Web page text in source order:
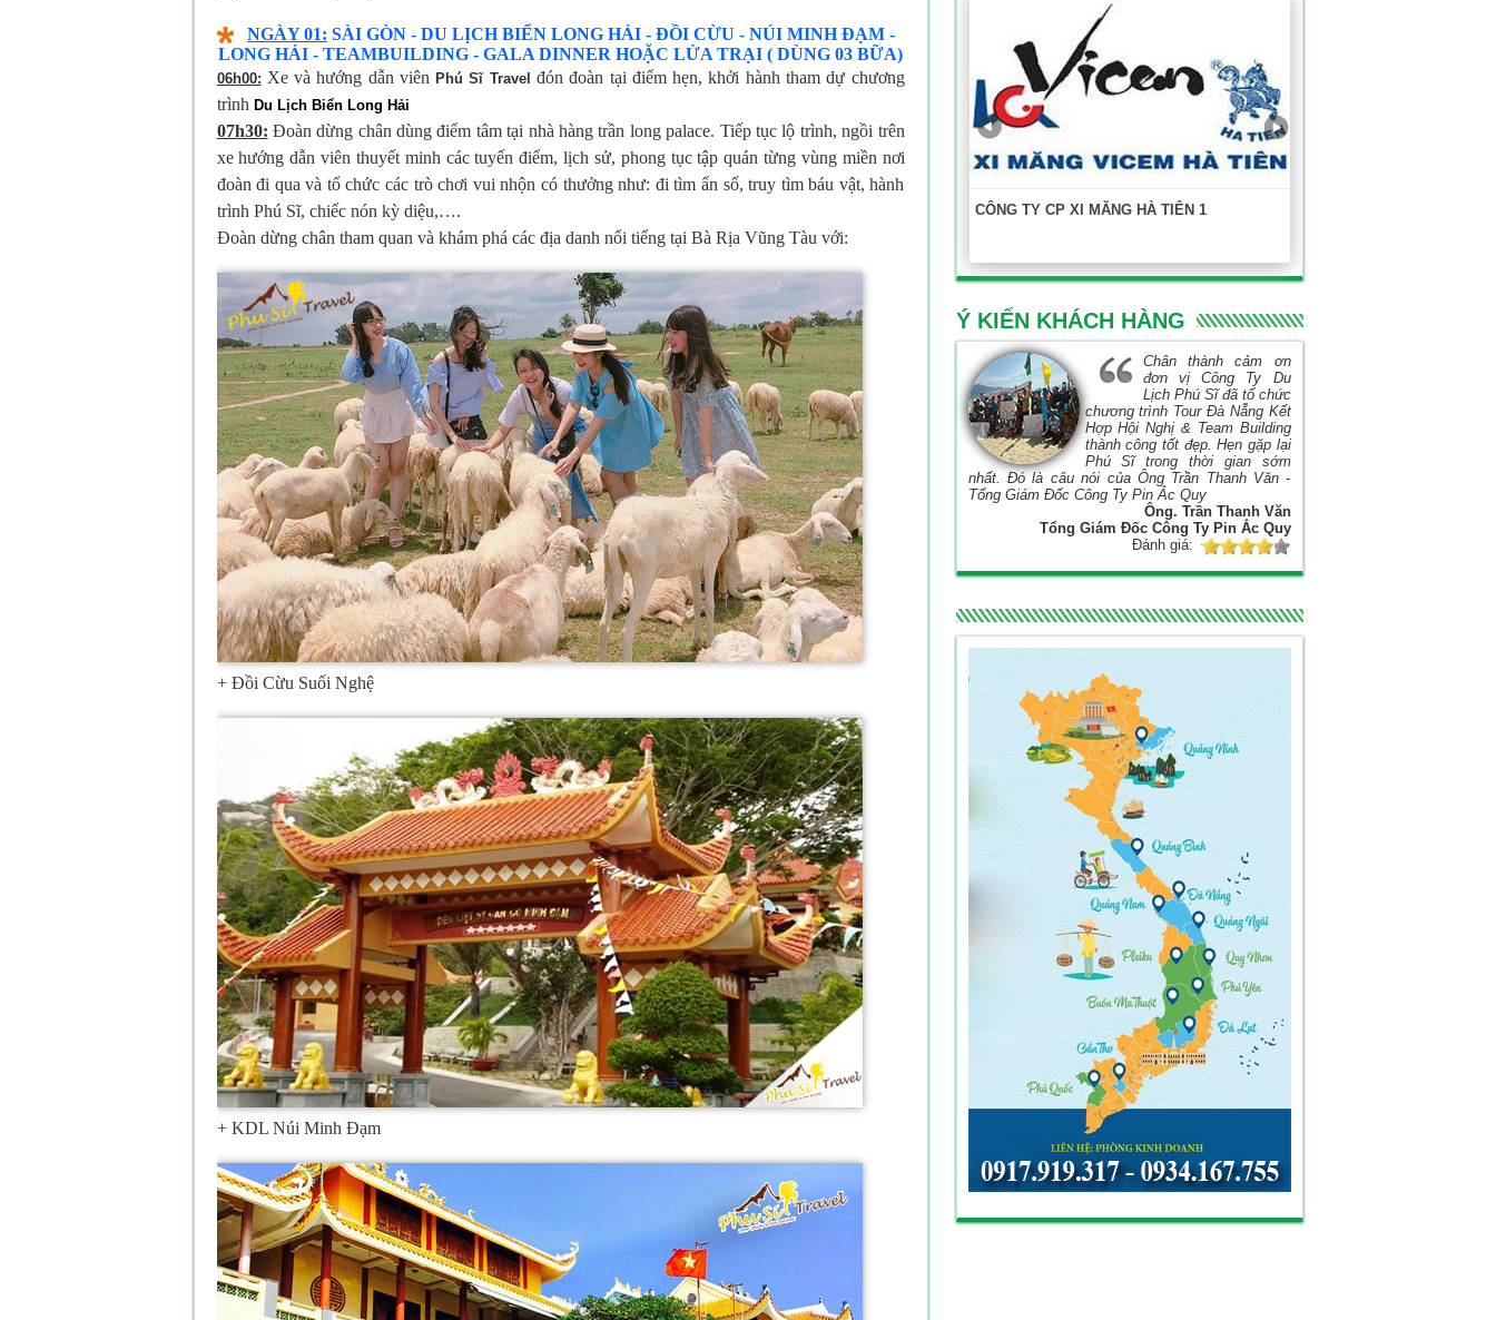
NGÀY 01: SÀI GÒN - DU LỊCH BIỂN LONG HẢI - ĐỒI CỪU - NÚI MINH ĐẠM -
LONG HẢI - TEAMBUILDING - GALA DINNER HOẶC LỬA TRẠI ( DÙNG 03 BỮA)
06h00: Xe và hướng dẫn viênPhú Sĩ Travel đón đoàn tại điểm hẹn, khởi hành tham dự chương
trình Du Lịch Biển Long Hải
07h30: Đoàn dừng chân dùng điểm tâm tại nhà hàng trần long palace. Tiếp tục lộ trình, ngồi trên
xe hướng dẫn viên thuyết minh các tuyến điểm, lịch sử, phong tục tập quán từng vùng miền nơi
đoàn đi qua và tổ chức các trò chơi vui nhộn có thưởng như: đi tìm ẩn số, truy tìm báu vật, hành
trình Phú Sĩ, chiếc nón kỳ diệu,….
Đoàn dừng chân tham quan và khám phá các địa danh nổi tiếng tại Bà Rịa Vũng Tàu với:
+ Đồi Cừu Suối Nghệ
+ KDL Núi Minh Đạm
CÔNG TY CP XI MĂNG HÀ TIÊN 1
Ý KIẾN KHÁCH HÀNG
Chân thành cảm ơn
đơn vị Công Ty Du
Lịch Phú Sĩ đã tổ chức
chương trình Tour Đà Nẵng Kết
Hợp Hội Nghị & Team Building
thành công tốt đẹp. Hẹn gặp lại
Phú Sĩ trong thời gian sớm
nhất. Đó là câu nói của Ông Trần Thanh Văn -
Tổng Giám Đốc Công Ty Pin Ắc Quy
Ông. Trần Thanh Văn
Tổng Giám Đốc Công Ty Pin Ắc Quy
Đánh giá: